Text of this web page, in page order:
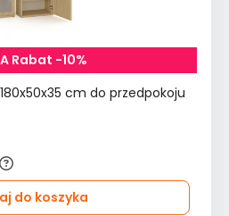
Rabat -10%
cm do przedpokoju
do koszyka